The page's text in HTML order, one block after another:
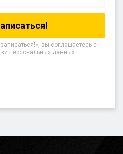
вы соглашаетесь с
персональных данных